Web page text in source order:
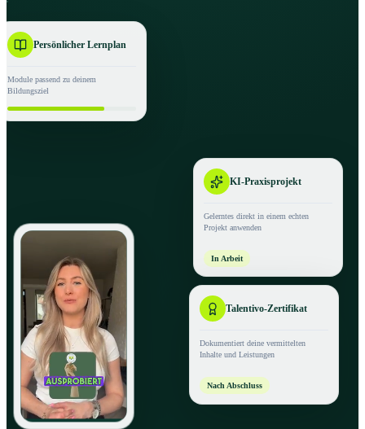
Persönlicher Lernplan
Bildungsziel
KI-Praxisprojekt
Gelerntes direkt in einem echten
Projekt anwenden
In Arbeit
Talentivo-Zertifikat
Nach Abschluss